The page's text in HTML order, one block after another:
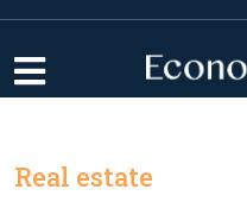
Real estate